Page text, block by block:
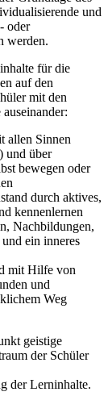
und
oder
werden.
für die
auf den
mit den
allen Sinnen
und über
bewegen oder
durch aktives,
kennenlernen
Nachbildungen,
ein inneres
mit Hilfe von
und
Weg
geistige
der Schüler
der Lerninhalte.